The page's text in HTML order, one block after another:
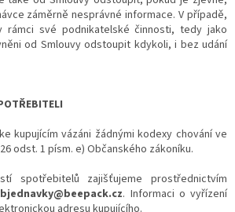
záměrně nesprávné informace. V případě,
rámci své podnikatelské činnosti, tedy jako
od Smlouvy odstoupit kdykoli, i bez udání
kupujícím vázáni žádnými kodexy chování ve
odst. 1 písm. e) Občanského zákoníku.
spotřebitelů zajišťujeme prostřednictvím
. Informaci o vyřízení
adresu kupujícího.